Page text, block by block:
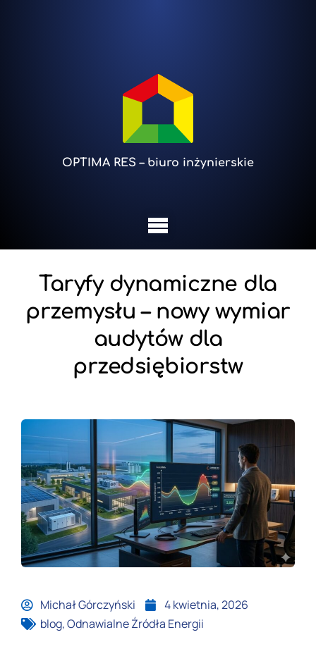
OPTIMA RES – biuro inżynierskie
Taryfy dynamiczne dla
przemysłu – nowy wymiar
audytów dla
przedsiębiorstw
Michał Górczyński
4 kwietnia, 2026
blog,Odnawialne Źródła Energii